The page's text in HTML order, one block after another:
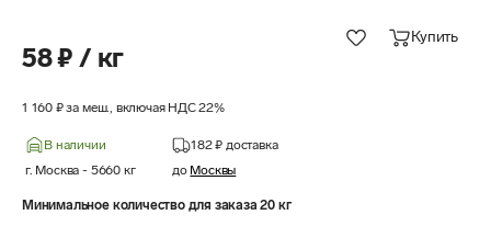
58 ₽ / кг
1 160 ₽ за меш., включая НДС 22%
Купить
В наличии 182 ₽ доставка
г. Москва - 5660 кг до Москвы
Минимальное количество для заказа 20 кг